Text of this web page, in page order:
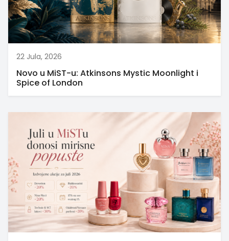
22 Jula, 2026
Novo u MiST-u: Atkinsons Mystic Moonlight i
Spice of London